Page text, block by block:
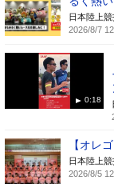
日本陸上競
2026/8/7
0:18
【オレ
日本陸上競
2026/8/5